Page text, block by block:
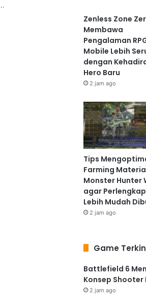
Zenless Zone
Membawa
Pengalaman
Mobile Lebih
dengan
Hero Baru
2 jam ago
Tips
Farming
Monster Hunter
agar
Lebih Mudah
2 jam ago
Game
Battlefield 6
Konsep Shooter
2 jam ago